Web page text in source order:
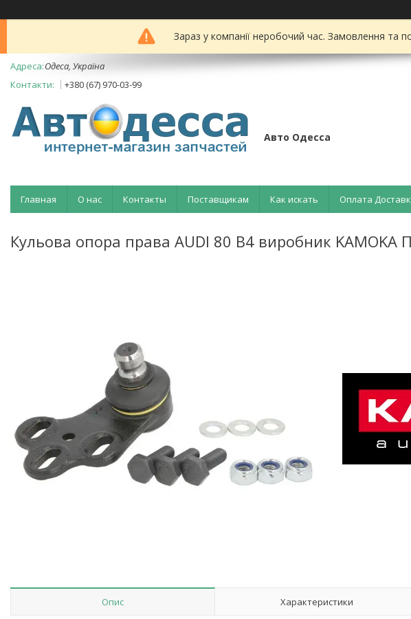
Зараз у компанії неробочий час. Замовлення та
Одеса, Україна
+380 (67) 970-03-99
Авто Одесса
Главная О нас Контакты Поставщикам Как искать Оплата
Кульова опора права AUDI 80 B4 виробник KAMOKA
Опис Характеристики